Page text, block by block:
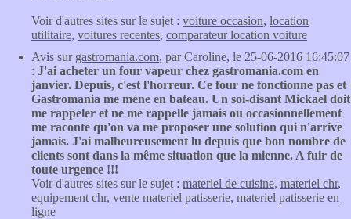
Voir d'autres sites sur le sujet : voiture occasion, location
utilitaire, voitures recentes, comparateur location voiture
Avis sur gastromania.com, par Caroline, le 25-06-2016 16:45:07
: J'ai acheter un four vapeur chez gastromania.com en
janvier. Depuis, c'est l'horreur. Ce four ne fonctionne pas et
Gastromania me mène en bateau. Un soi-disant Mickael doit
me rappeler et ne me rappelle jamais ou occasionnellement
me raconte qu'on va me proposer une solution qui n'arrive
jamais. J'ai malheureusement lu depuis que bon nombre de
clients sont dans la même situation que la mienne. A fuir de
toute urgence !!!
Voir d'autres sites sur le sujet : materiel de cuisine, materiel chr,
equipement chr, vente materiel patisserie, materiel patisserie en
ligne